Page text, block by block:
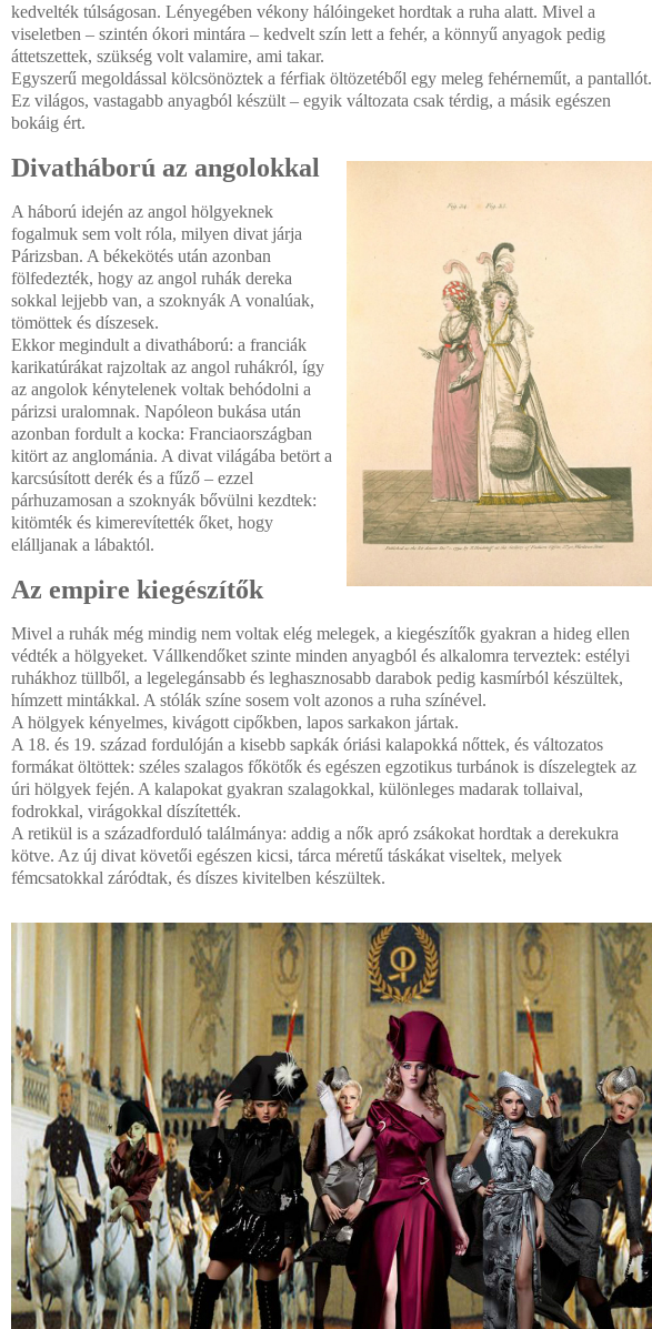
kedvelték túlságosan. Lényegében vékony hálóingeket hordtak a ruha alatt. Mivel a
viseletben – szintén ókori mintára – kedvelt szín lett a fehér, a könnyű anyagok pedig
áttetszettek, szükség volt valamire, ami takar.
Egyszerű megoldással kölcsönöztek a férfiak öltözetéből egy meleg fehérneműt, a pantallót.
Ez világos, vastagabb anyagból készült – egyik változata csak térdig, a másik egészen
bokáig ért.
Divatháború az angolokkal
A háború idején az angol hölgyeknek
fogalmuk sem volt róla, milyen divat járja
Párizsban. A békekötés után azonban
fölfedezték, hogy az angol ruhák dereka
sokkal lejjebb van, a szoknyák A vonalúak,
tömöttek és díszesek.
Ekkor megindult a divatháború: a franciák
karikatúrákat rajzoltak az angol ruhákról, így
az angolok kénytelenek voltak behódolni a
párizsi uralomnak. Napóleon bukása után
azonban fordult a kocka: Franciaországban
kitört az anglománia. A divat világába betört a
karcsúsított derék és a fűző – ezzel
párhuzamosan a szoknyák bővülni kezdtek:
kitömték és kimerevítették őket, hogy
elálljanak a lábaktól.
Az empire kiegészítők
Mivel a ruhák még mindig nem voltak elég melegek, a kiegészítők gyakran a hideg ellen
védték a hölgyeket. Vállkendőket szinte minden anyagból és alkalomra terveztek: estélyi
ruhákhoz tüllből, a legelegánsabb és leghasznosabb darabok pedig kasmírból készültek,
hímzett mintákkal. A stólák színe sosem volt azonos a ruha színével.
A hölgyek kényelmes, kivágott cipőkben, lapos sarkakon jártak.
A 18. és 19. század fordulóján a kisebb sapkák óriási kalapokká nőttek, és változatos
formákat öltöttek: széles szalagos főkötők és egészen egzotikus turbánok is díszelegtek az
úri hölgyek fején. A kalapokat gyakran szalagokkal, különleges madarak tollaival,
fodrokkal, virágokkal díszítették.
A retikül is a századforduló találmánya: addig a nők apró zsákokat hordtak a derekukra
kötve. Az új divat követői egészen kicsi, tárca méretű táskákat viseltek, melyek
fémcsatokkal záródtak, és díszes kivitelben készültek.